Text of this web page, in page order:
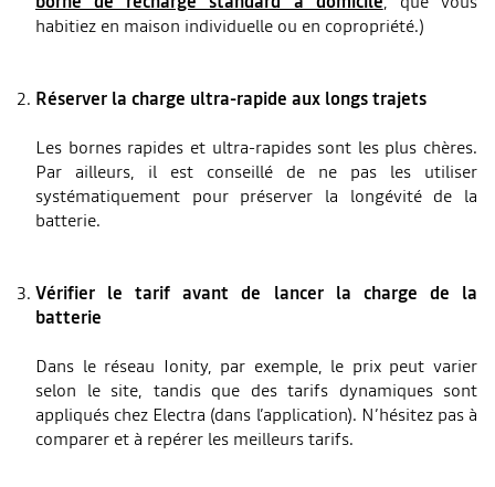
habitiez en maison individuelle ou en copropriété.)
Réserver la charge ultra-rapide aux longs trajets
Les bornes rapides et ultra-rapides sont les plus chères.
Par ailleurs, il est conseillé de ne pas les utiliser
systématiquement pour préserver la longévité de la
batterie.
Vérifier le tarif avant de lancer la charge de la
batterie
Dans le réseau Ionity, par exemple, le prix peut varier
selon le site, tandis que des tarifs dynamiques sont
appliqués chez Electra (dans l’application). N’hésitez pas à
comparer et à repérer les meilleurs tarifs.